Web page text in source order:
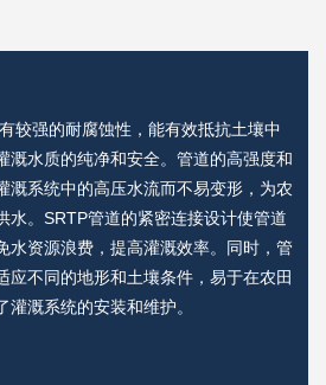
较强的耐腐蚀性，能有效抵抗土壤中
溉水质的纯净和安全。管道的高强度和
溉系统中的高压水流而不易变形，为农
水。SRTP管道的紧密连接设计使管道
水资源浪费，提高灌溉效率。同时，管
应不同的地形和土壤条件，易于在农田
溉系统的安装和维护。